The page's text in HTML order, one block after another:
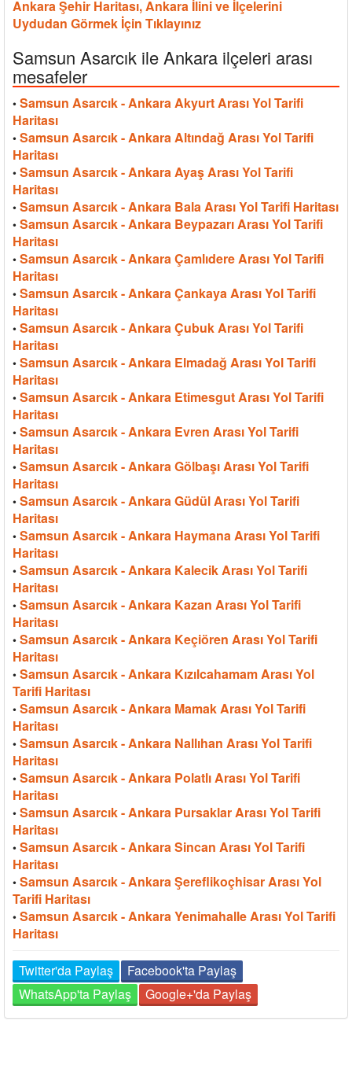
Ankara Şehir Haritası, Ankara İlini ve İlçelerini
Uydudan Görmek İçin Tıklayınız
Samsun Asarcık ile Ankara ilçeleri arası
mesafeler
• Samsun Asarcık - Ankara Akyurt Arası Yol Tarifi
Haritası
• Samsun Asarcık - Ankara Altındağ Arası Yol Tarifi
Haritası
• Samsun Asarcık - Ankara Ayaş Arası Yol Tarifi
Haritası
• Samsun Asarcık - Ankara Bala Arası Yol Tarifi Haritası
• Samsun Asarcık - Ankara Beypazarı Arası Yol Tarifi
Haritası
• Samsun Asarcık - Ankara Çamlıdere Arası Yol Tarifi
Haritası
• Samsun Asarcık - Ankara Çankaya Arası Yol Tarifi
Haritası
• Samsun Asarcık - Ankara Çubuk Arası Yol Tarifi
Haritası
• Samsun Asarcık - Ankara Elmadağ Arası Yol Tarifi
Haritası
• Samsun Asarcık - Ankara Etimesgut Arası Yol Tarifi
Haritası
• Samsun Asarcık - Ankara Evren Arası Yol Tarifi
Haritası
• Samsun Asarcık - Ankara Gölbaşı Arası Yol Tarifi
Haritası
• Samsun Asarcık - Ankara Güdül Arası Yol Tarifi
Haritası
• Samsun Asarcık - Ankara Haymana Arası Yol Tarifi
Haritası
• Samsun Asarcık - Ankara Kalecik Arası Yol Tarifi
Haritası
• Samsun Asarcık - Ankara Kazan Arası Yol Tarifi
Haritası
• Samsun Asarcık - Ankara Keçiören Arası Yol Tarifi
Haritası
• Samsun Asarcık - Ankara Kızılcahamam Arası Yol
Tarifi Haritası
• Samsun Asarcık - Ankara Mamak Arası Yol Tarifi
Haritası
• Samsun Asarcık - Ankara Nallıhan Arası Yol Tarifi
Haritası
• Samsun Asarcık - Ankara Polatlı Arası Yol Tarifi
Haritası
• Samsun Asarcık - Ankara Pursaklar Arası Yol Tarifi
Haritası
• Samsun Asarcık - Ankara Sincan Arası Yol Tarifi
Haritası
• Samsun Asarcık - Ankara Şereflikoçhisar Arası Yol
Tarifi Haritası
• Samsun Asarcık - Ankara Yenimahalle Arası Yol Tarifi
Haritası
Twitter'da Paylaş
Facebook'ta Paylaş
WhatsApp'ta Paylaş
Google+'da Paylaş